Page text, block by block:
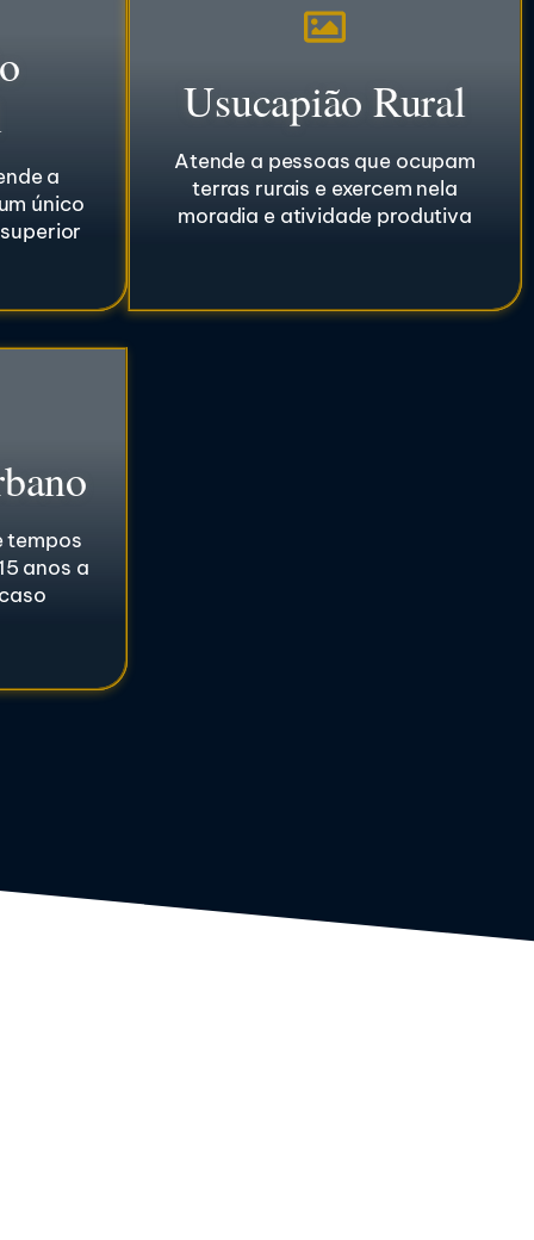
a
único
Usucapião Rural
Atende a pessoas que ocupam
terras rurais e exercem nela
moradia e atividade produtiva
tempos
anos a